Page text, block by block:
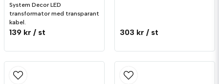
System Decor LED
transformator med transparant
kabel.
139 kr / st 303 kr / st